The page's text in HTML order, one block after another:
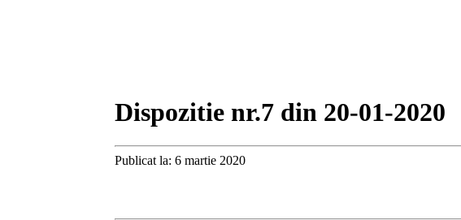
Dispozitie nr.7 din 20-01-2020
Publicat la: 6 martie 2020